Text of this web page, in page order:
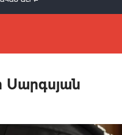
Սարգսյան